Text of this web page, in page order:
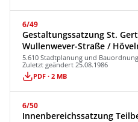
6/49
Gestaltungssatzung St.
Wullenwever-Straße /
5.610 Stadtplanung und Bauordnung
Zuletzt geändert 25.08.1986
PDF · 2 MB
6/50
Innenbereichssatzung